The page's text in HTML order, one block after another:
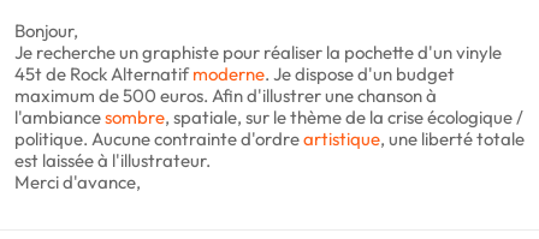
Bonjour,
Je recherche un graphiste pour réaliser la pochette d'un vinyle
45t de Rock Alternatifmoderne. Je dispose d'un budget
maximum de 500 euros. Afin d'illustrer une chanson à
l'ambiancesombre, spatiale, sur le thème de la crise écologique /
politique. Aucune contrainte d'ordreartistique, une liberté totale
est laissée à l'illustrateur.
Merci d'avance,